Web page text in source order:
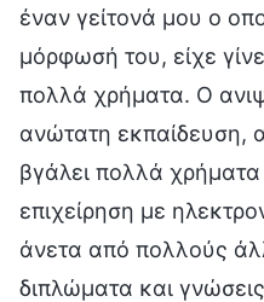
έναν γείτονά μου ο
μόρφωσή του, είχε
πολλά χρήματα. Ο
ανώτατη εκπαίδευση,
βγάλει πολλά χρήματα
επιχείρηση με
άνετα από πολλούς
διπλώματα και